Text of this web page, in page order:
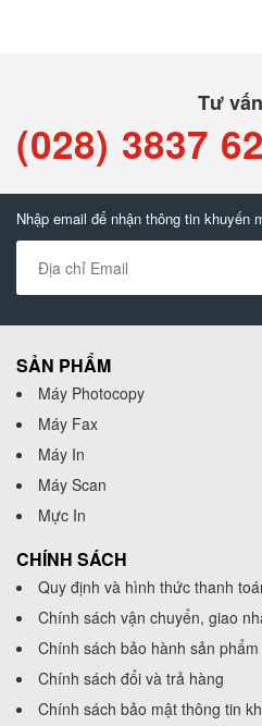
Tư
(028) 3837
Nhập email để nhận thông tin khuyến
SẢN PHẨM
Máy Photocopy
Máy Fax
Máy In
Máy Scan
Mực In
CHÍNH SÁCH
Quy định và hình thức thanh
Chính sách vận chuyển, giao
Chính sách bảo hành sản phẩm
Chính sách đổi và trả hàng
Chính sách bảo mật thông tin